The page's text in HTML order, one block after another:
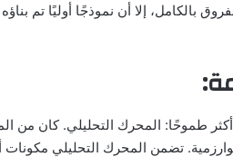
طموحًا: المحرك التحليلي. كان من
تضمن المحرك التحليلي مكونات